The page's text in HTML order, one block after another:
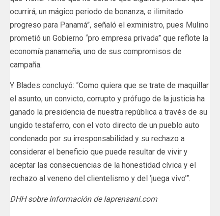
ocurrirá, un mágico periodo de bonanza, e ilimitado
progreso para Panamá”, señaló el exministro, pues Mulino
prometió un Gobierno “pro empresa privada” que reflote la
economía panameña, uno de sus compromisos de
campaña.
Y Blades concluyó: “Como quiera que se trate de maquillar
el asunto, un convicto, corrupto y prófugo de la justicia ha
ganado la presidencia de nuestra república a través de su
ungido testaferro, con el voto directo de un pueblo auto
condenado por su irresponsabilidad y su rechazo a
considerar el beneficio que puede resultar de vivir y
aceptar las consecuencias de la honestidad cívica y el
rechazo al veneno del clientelismo y del ‘juega vivo’”.
DHH sobre información de laprensani.com